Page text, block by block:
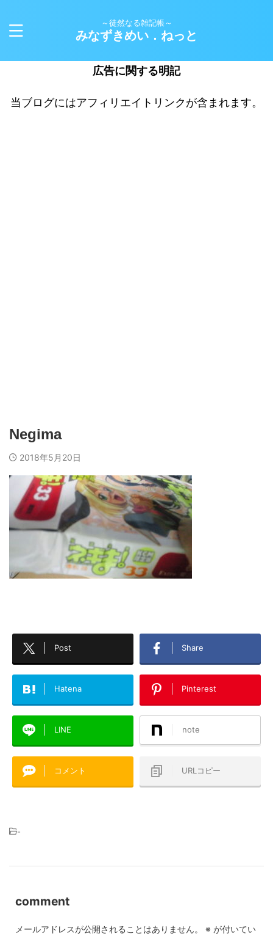
～徒然なる雑記帳～
みなずきめい．ねっと
広告に関する明記
当ブログにはアフィリエイトリンクが含まれます。
Negima
2018年5月20日
Post Share
Hatena Pinterest
LINE note
コメント URLコピー
-
comment
メールアドレスが公開されることはありません。 ※ が付いてい